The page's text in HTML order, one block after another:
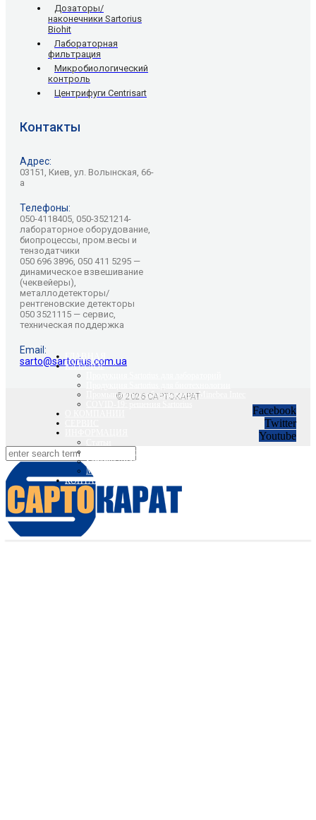
Дозаторы/
наконечники Sartorius
Biohit
Лабораторная
фильтрация
Микробиологический
контроль
Центрифуги Centrisart
Контакты
Адрес:
03151, Киев, ул. Волынская, 66-
а
Телефоны:
050-4118405, 050-3521214-
лабораторное оборудование,
биопроцессы, пром.весы и
тензодатчики
050 696 3896, 050 411 5295 —
динамическое взвешивание
(чеквейеры),
металлодетекторы/
рентгеновские детекторы
050 3521115 — сервис,
техническая поддержка
Email:
sarto@sartorius.com.ua
© 2026 САРТОКАРАТ
Facebook
Twitter
Youtube
ГЛАВНАЯ
КАТАЛОГ
Промышленное оборудование Minebea Intec
Вебинары Sartorius и Minebea Intec
Sartorius Видео
Minebea Intec Видео
КОНТАКТЫ